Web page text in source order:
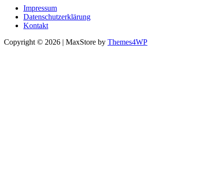
Impressum
Datenschutzerklärung
Kontakt
Copyright © 2026 | MaxStore by Themes4WP